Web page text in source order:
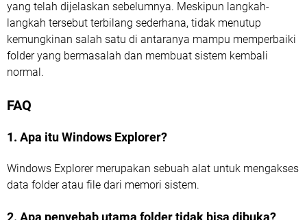
yang telah dijelaskan sebelumnya. Meskipun langkah-
langkah tersebut terbilang sederhana, tidak menutup
kemungkinan salah satu di antaranya mampu memperbaiki
folder yang bermasalah dan membuat sistem kembali
normal.
FAQ
1. Apa itu Windows Explorer?
Windows Explorer merupakan sebuah alat untuk mengakses
data folder atau file dari memori sistem.
2. Apa penyebab utama folder tidak bisa dibuka?